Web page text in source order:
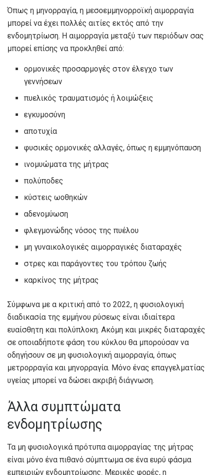
Όπως η μηνορραγία, η μεσοεμμηνορροϊκή αιμορραγία
μπορεί να έχει πολλές αιτίες εκτός από την
ενδομητρίωση. Η αιμορραγία μεταξύ των περιόδων σας
μπορεί επίσης να προκληθεί από:
ορμονικές προσαρμογές στον έλεγχο των
γεννήσεων
πυελικός τραυματισμός ή λοιμώξεις
εγκυμοσύνη
αποτυχία
φυσικές ορμονικές αλλαγές, όπως η εμμηνόπαυση
ινομυώματα της μήτρας
πολύποδες
κύστεις ωοθηκών
αδενομύωση
φλεγμονώδης νόσος της πυέλου
μη γυναικολογικές αιμορραγικές διαταραχές
στρες και παράγοντες του τρόπου ζωής
καρκίνος της μήτρας
Σύμφωνα με α κριτική από το 2022, η φυσιολογική
διαδικασία της εμμήνου ρύσεως είναι ιδιαίτερα
ευαίσθητη και πολύπλοκη. Ακόμη και μικρές διαταραχές
σε οποιαδήποτε φάση του κύκλου θα μπορούσαν να
οδηγήσουν σε μη φυσιολογική αιμορραγία, όπως
μετρορραγία και μηνορραγία. Μόνο ένας επαγγελματίας
υγείας μπορεί να δώσει ακριβή διάγνωση.
Άλλα συμπτώματα
ενδομητρίωσης
Τα μη φυσιολογικά πρότυπα αιμορραγίας της μήτρας
είναι μόνο ένα πιθανό σύμπτωμα σε ένα ευρύ φάσμα
εμπειριών ενδομητρίωσης. Μερικές φορές, η